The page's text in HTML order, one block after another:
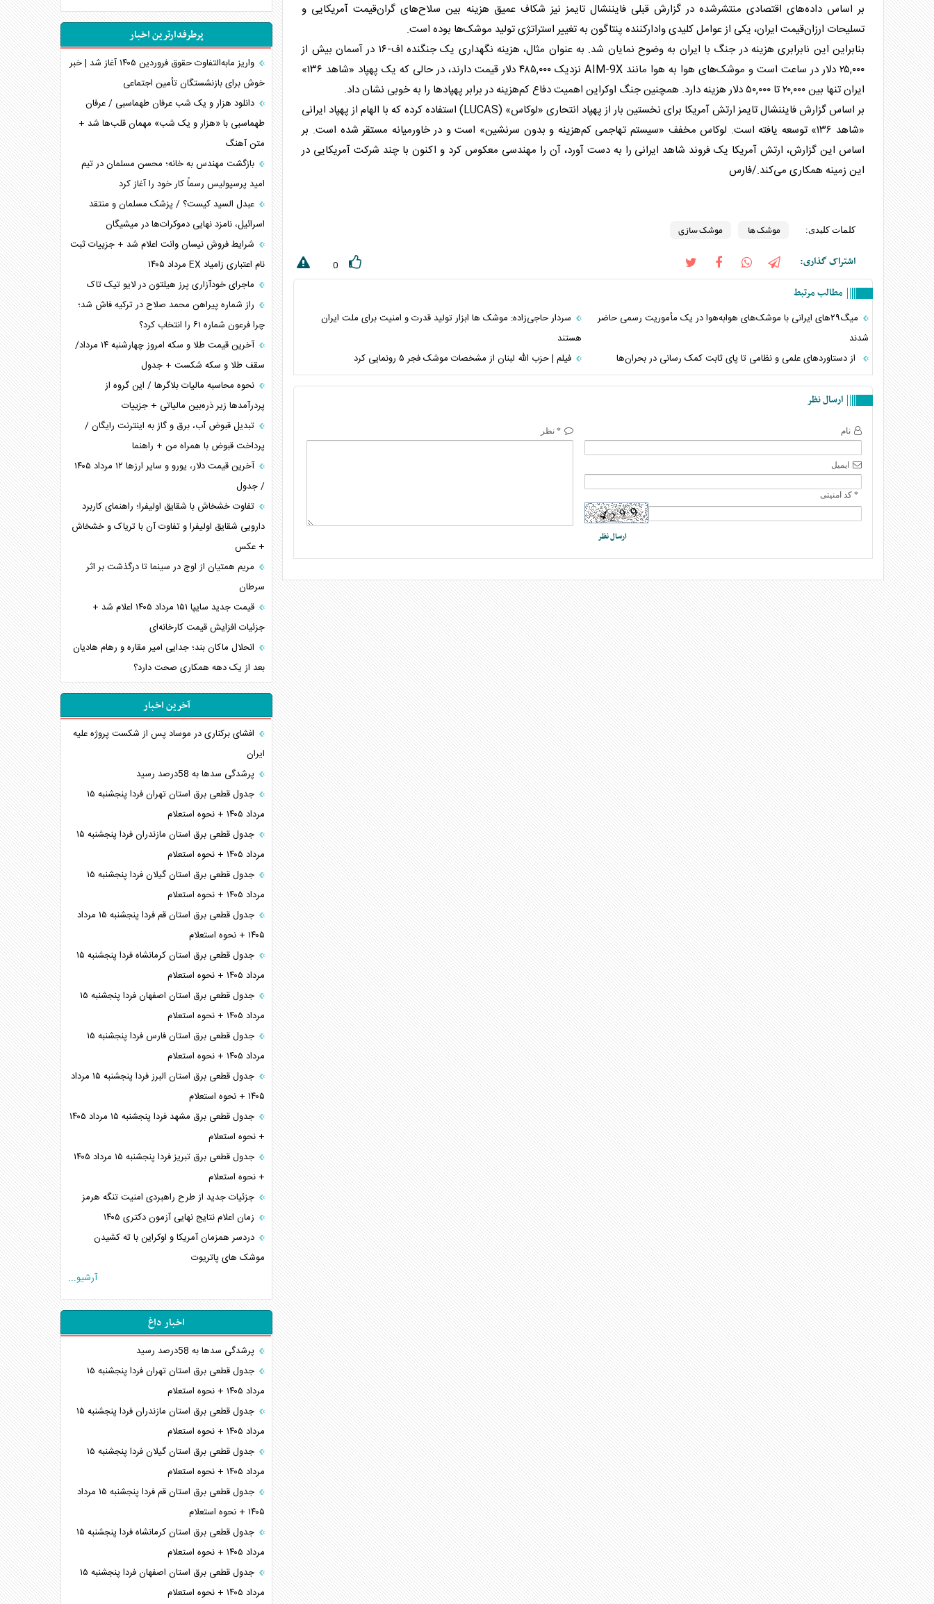
بر اساس داده‌های اقتصادی منتشرشده در گزارش قبلی فایننشال تایمز نیز شکاف عمیق هزینه بین سلاح‌های گران‌قیمت آمریکایی و
تسلیحات ارزان‌قیمت ایران، یکی از عوامل کلیدی وادارکننده پنتاگون به تغییر استراتژی تولید موشک‌ها بوده است.
بنابراین این نابرابری هزینه در جنگ با ایران به وضوح نمایان شد. به عنوان مثال، هزینه نگهداری یک جنگنده اف-۱۶ در آسمان بیش از
۲۵,۰۰۰ دلار در ساعت است و موشک‌های هوا به هوا مانند AIM-9X نزدیک ۴۸۵,۰۰۰ دلار قیمت دارند، در حالی که یک پهپاد «شاهد ۱۳۶»
ایران تنها بین ۲۰,۰۰۰ تا ۵۰,۰۰۰ دلار هزینه دارد. همچنین جنگ اوکراین اهمیت دفاع کم‌هزینه در برابر پهپادها را به خوبی نشان داد.
بر اساس گزارش فایننشال تایمز ارتش آمریکا برای نخستین بار از پهپاد انتحاری «لوکاس» (LUCAS) استفاده کرده که با الهام از پهپاد ایرانی
«شاهد ۱۳۶» توسعه یافته است. لوکاس مخفف «سیستم تهاجمی کم‌هزینه و بدون سرنشین» است و در خاورمیانه مستقر شده است. بر
اساس این گزارش، ارتش آمریکا یک فروند شاهد ایرانی را به دست آورد، آن را مهندسی معکوس کرد و اکنون با چند شرکت آمریکایی در
این زمینه همکاری می‌کند./فارس
کلمات کلیدی: موشک ها موشک سازی
اشتراک گذاری: 0
مطالب مرتبط
میگ‌۲۹های ایرانی با موشک‌های هوا‌به‌هوا در یک مأموریت رسمی حاضر
شدند
سردار حاجی‌زاده: موشک ها ابزار تولید قدرت و امنیت برای ملت ایران
هستند
از دستاوردهای علمی و نظامی تا پای ثابت کمک رسانی‌ در بحران‌ها
فیلم | حزب الله لبنان از مشخصات موشک فجر ۵ رونمایی کرد
ارسال نظر
نام
ایمیل
* کد امنیتی
* نظر
اهمیت راهبردی اردن برای آمریکا
پیام، ظرفیت بالفعل‌نشده تجارت ایران
همسویی عربستان با سنتکام علیه متحدان ایران
ترامپ و توهم خلع سلاح حماس
چرا کویت به دنبال شریک امنیتی جدید است؟
اعتراف غرب به قدرت ایران در تثبیت معادلات
خطای راهبردی ترامپ مقابل برزیل
متن و حاشیه سفر نتانیاهو به آمریکا
پرطرفدارترین اخبار
واریز مابه‌التفاوت حقوق فروردین ۱۴۰۵ آغاز شد | خبر
خوش برای بازنشستگان تأمین اجتماعی
دانلود هزار و یک شب عرفان طهماسبی / عرفان
طهماسبی با «هزار و یک شب» مهمان قلب‌ها شد +
متن آهنگ
بازگشت مهندس به خانه؛ محسن مسلمان در تیم
امید پرسپولیس رسماً کار خود را آغاز کرد
عبدل السید کیست؟ / پزشک مسلمان و منتقد
اسرائیل، نامزد نهایی دموکرات‌ها در میشیگان
شرایط فروش نیسان وانت اعلام شد + جزییات ثبت
نام اعتباری زامیاد EX مرداد ۱۴۰۵
ماجرای خودآزاری پرز هیلتون در لایو تیک تاک
راز شماره پیراهن محمد صلاح در ترکیه فاش شد؛
چرا فرعون شماره ۶۱ را انتخاب کرد؟
آخرین قیمت طلا و سکه امروز چهارشنبه ۱۴ مرداد/
سقف طلا و سکه شکست + جدول
نحوه محاسبه مالیات بلاگر‌ها / این گروه از
پردرآمد‌ها زیر ذره‌بین مالیاتی + جزییات
تبدیل قبوض آب، برق و گاز به اینترنت رایگان /
پرداخت قبوض با همراه من + راهنما
آخرین قیمت دلار، یورو و سایر ارز‌ها ۱۲ مرداد ۱۴۰۵
/ جدول
تفاوت خشخاش با شقایق اولیفرا؛ راهنمای کاربرد
دارویی شقایق اولیفرا و تفاوت آن با تریاک و خشخاش
+ عکس
مریم همتیان از اوج در سینما تا درگذشت بر اثر
سرطان
قیمت جدید سایپا ۱۵۱ مرداد ۱۴۰۵ اعلام شد +
جزئیات افزایش قیمت کارخانه‌ای
انحلال ماکان بند؛ جدایی امیر مقاره و رهام هادیان
بعد از یک دهه همکاری صحت دارد؟
آخرین اخبار
افشای برکناری در موساد پس از شکست پروژه علیه
ایران
پرشدگی سدها به 58درصد رسید
جدول قطعی برق استان تهران فردا پنجشنبه ۱۵
مرداد ۱۴۰۵ + نحوه استعلام
جدول قطعی برق استان مازندران فردا پنجشنبه ۱۵
مرداد ۱۴۰۵ + نحوه استعلام
جدول قطعی برق استان گیلان فردا پنجشنبه ۱۵
مرداد ۱۴۰۵ + نحوه استعلام
جدول قطعی برق استان قم فردا پنجشنبه ۱۵ مرداد
۱۴۰۵ + نحوه استعلام
جدول قطعی برق استان کرمانشاه فردا پنجشنبه ۱۵
مرداد ۱۴۰۵ + نحوه استعلام
جدول قطعی برق استان اصفهان فردا پنجشنبه ۱۵
مرداد ۱۴۰۵ + نحوه استعلام
جدول قطعی برق استان فارس فردا پنجشنبه ۱۵
مرداد ۱۴۰۵ + نحوه استعلام
جدول قطعی برق استان البرز فردا پنجشنبه ۱۵ مرداد
۱۴۰۵ + نحوه استعلام
جدول قطعی برق مشهد فردا پنجشنبه ۱۵ مرداد ۱۴۰۵
+ نحوه استعلام
جدول قطعی برق تبریز فردا پنجشنبه ۱۵ مرداد ۱۴۰۵
+ نحوه استعلام
جزئیات جدید از طرح راهبردی امنیت تنگه هرمز
زمان اعلام نتایج نهایی آزمون دکتری ۱۴۰۵
دردسر همزمان آمریکا و اوکراین با ته کشیدن
موشک های پاتریوت
آرشیو...
اخبار داغ
پرشدگی سدها به 58درصد رسید
جدول قطعی برق استان تهران فردا پنجشنبه ۱۵
مرداد ۱۴۰۵ + نحوه استعلام
جدول قطعی برق استان مازندران فردا پنجشنبه ۱۵
مرداد ۱۴۰۵ + نحوه استعلام
جدول قطعی برق استان گیلان فردا پنجشنبه ۱۵
مرداد ۱۴۰۵ + نحوه استعلام
جدول قطعی برق استان قم فردا پنجشنبه ۱۵ مرداد
۱۴۰۵ + نحوه استعلام
جدول قطعی برق استان کرمانشاه فردا پنجشنبه ۱۵
مرداد ۱۴۰۵ + نحوه استعلام
جدول قطعی برق استان اصفهان فردا پنجشنبه ۱۵
مرداد ۱۴۰۵ + نحوه استعلام